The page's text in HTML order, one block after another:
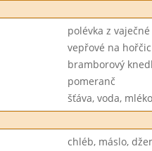
polévka z
vepřové na
bramborový
pomeranč
šťáva, voda, mléko
chléb, máslo,